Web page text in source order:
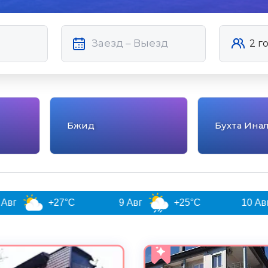
Бжид Бухта
9 Авг +25°C 10 Авг +26°C
Чистота Великолепно